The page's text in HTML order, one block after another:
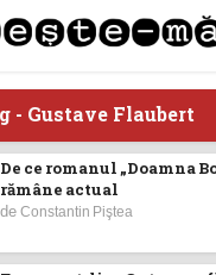
- Gustave Flaubert
De ce romanul „Doamna
rămâne actual
deConstantin Piştea